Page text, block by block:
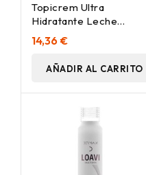
Topicrem Ultra
Hidratante Leche
Corporal, 500 Ml
14,36 €
AÑADIR AL CARRITO